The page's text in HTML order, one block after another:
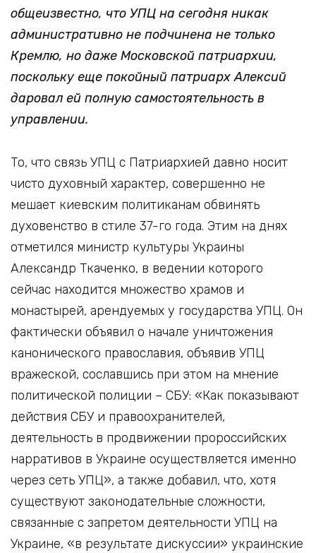
общеизвестно, что УПЦ на сегодня никак
административно не подчинена не только
Кремлю, но даже Московской патриархии,
поскольку еще покойный патриарх Алексий
даровал ей полную самостоятельность в
управлении.
То, что связь УПЦ с Патриархией давно носит
чисто духовный характер, совершенно не
мешает киевским политиканам обвинять
духовенство в стиле 37-го года. Этим на днях
отметился министр культуры Украины
Александр Ткаченко, в ведении которого
сейчас находится множество храмов и
монастырей, арендуемых у государства УПЦ. Он
фактически объявил о начале уничтожения
канонического православия, объявив УПЦ
вражеской, сославшись при этом на мнение
политической полиции – СБУ: «Как показывают
действия СБУ и правоохранителей,
деятельность в продвижении пророссийских
нарративов в Украине осуществляется именно
через сеть УПЦ», а также добавил, что, хотя
существуют законодательные сложности,
связанные с запретом деятельности УПЦ на
Украине, «в результате дискуссии» украинские